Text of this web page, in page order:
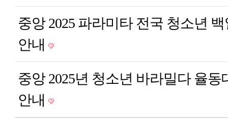
중앙 2025 파라미타 전국 청소년
안내
중앙 2025년 청소년 바라밀다 율동
안내